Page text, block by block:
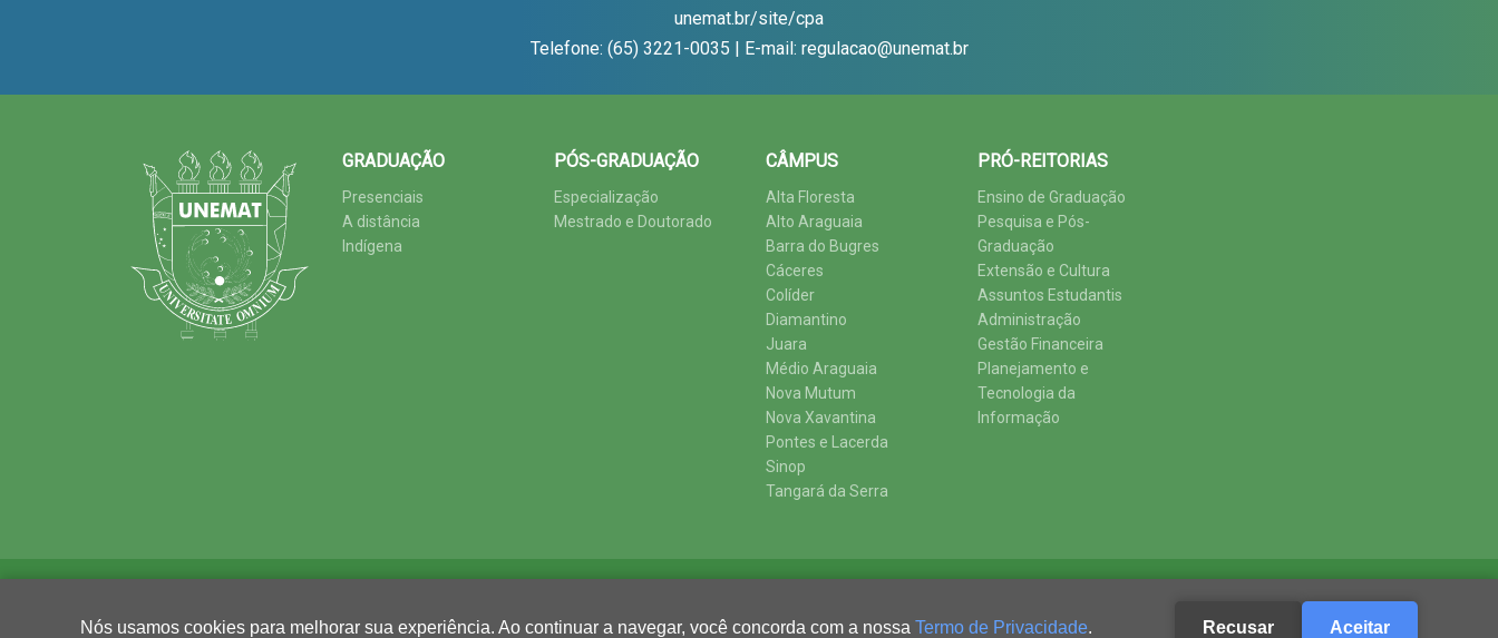
unemat.br/site/cpa
Telefone: (65) 3221-0035 | E-mail: regulacao@unemat.br
GRADUAÇÃO
Presenciais
A distância
Indígena
PÓS-GRADUAÇÃO
Especialização
Mestrado e Doutorado
CÂMPUS
Alta Floresta
Alto Araguaia
Barra do Bugres
Cáceres
Colíder
Diamantino
Juara
Médio Araguaia
Nova Mutum
Nova Xavantina
Pontes e Lacerda
Sinop
Tangará da Serra
PRÓ-REITORIAS
Ensino de Graduação
Pesquisa e Pós-
Graduação
Extensão e Cultura
Assuntos Estudantis
Administração
Gestão Financeira
Planejamento e
Tecnologia da
Informação
Nós usamos cookies para melhorar sua experiência. Ao continuar a navegar, você concorda com a nossa Termo de Privacidade. Recusar Aceitar